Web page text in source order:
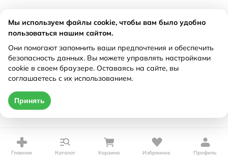
Характеристики
Рецепт
Не требуется
Главная Каталог Корзина Избранное Профиль
Мы используем файлы cookie, чтобы вам было удобно
пользоваться нашим сайтом.
Они помогают запомнить ваши предпочтения и обеспечить
безопасность данных. Вы можете управлять настройками
cookie в своем браузере. Оставаясь на сайте, вы
соглашаетесь с их использованием.
Принять